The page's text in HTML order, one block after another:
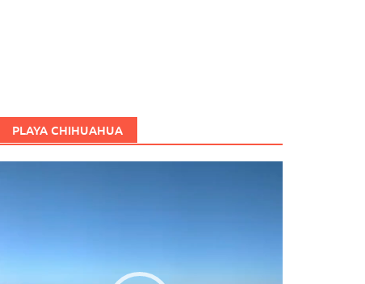
PLAYA CHIHUAHUA